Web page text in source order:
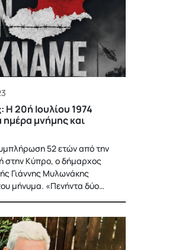
20ή Ιουλίου 1974
ημέρα μνήμης και
52 ετών από την
στην Κύπρο, ο δήμαρχος
Γιάννης Μυλωνάκης
μήνυμα. «Πενήντα δύο…